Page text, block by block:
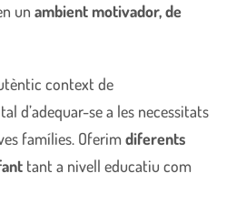
unambient motivador, de
context de
d’adequar-se a les necessitats
famílies. Oferimdiferents
tant a nivell educatiu com